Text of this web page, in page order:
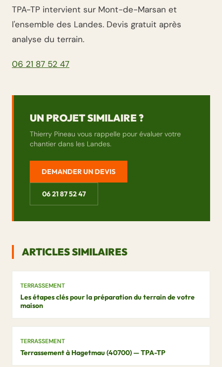
TPA-TP intervient sur Mont-de-Marsan et
l'ensemble des Landes. Devis gratuit après
analyse du terrain.
06 21 87 52 47
UN PROJET SIMILAIRE ?
Thierry Pineau vous rappelle pour évaluer votre
chantier dans les Landes.
DEMANDER UN DEVIS
06 21 87 52 47
ARTICLES SIMILAIRES
TERRASSEMENT
Les étapes clés pour la préparation du terrain de votre
maison
TERRASSEMENT
Terrassement à Hagetmau (40700) — TPA-TP